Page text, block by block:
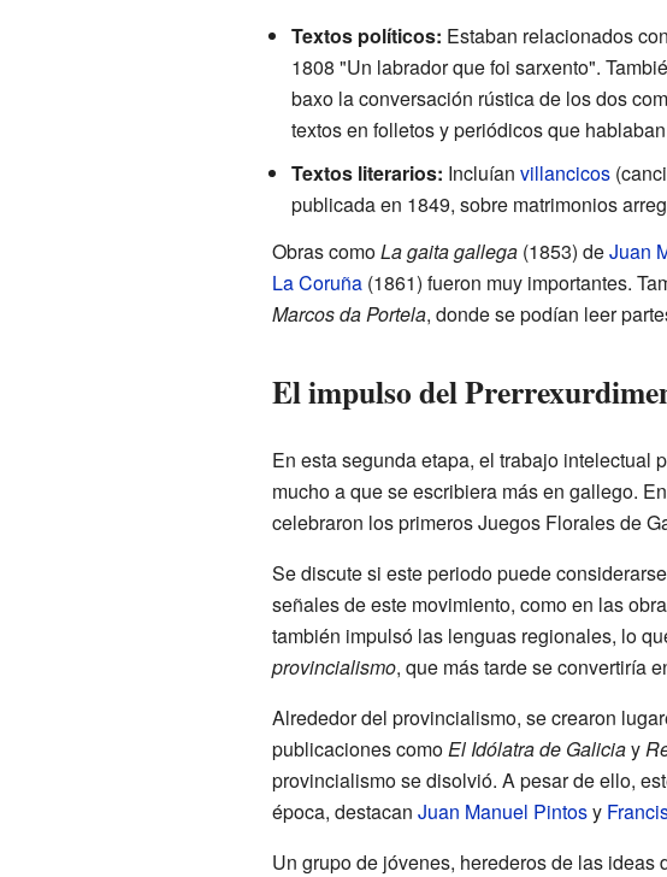
Textos políticos: Estaban relacionados
1808 "Un labrador que foi sarxento".
baxo la conversación rústica de los dos
textos en folletos y periódicos que
Textos literarios: Incluían villancicos
publicada en 1849, sobre matrimonios
Obras comoLa gaita gallega(1853) deJuan
La Coruña(1861) fueron muy importantes.
Marcos da Portela, donde se podían leer
El impulso del
En esta segunda etapa, el trabajo intelectual
mucho a que se escribiera más en gallego.
celebraron los primeros Juegos Florales de
Se discute si este periodo puede
señales de este movimiento, como en las
también impulsó las lenguas regionales, lo
provincialismo, que más tarde se convertiría
Alrededor del provincialismo, se crearon
publicaciones comoEl Idólatra de Galiciay
provincialismo se disolvió. A pesar de ello,
época, destacan Juan Manuel Pintosy
Un grupo de jóvenes, herederos de las ideas